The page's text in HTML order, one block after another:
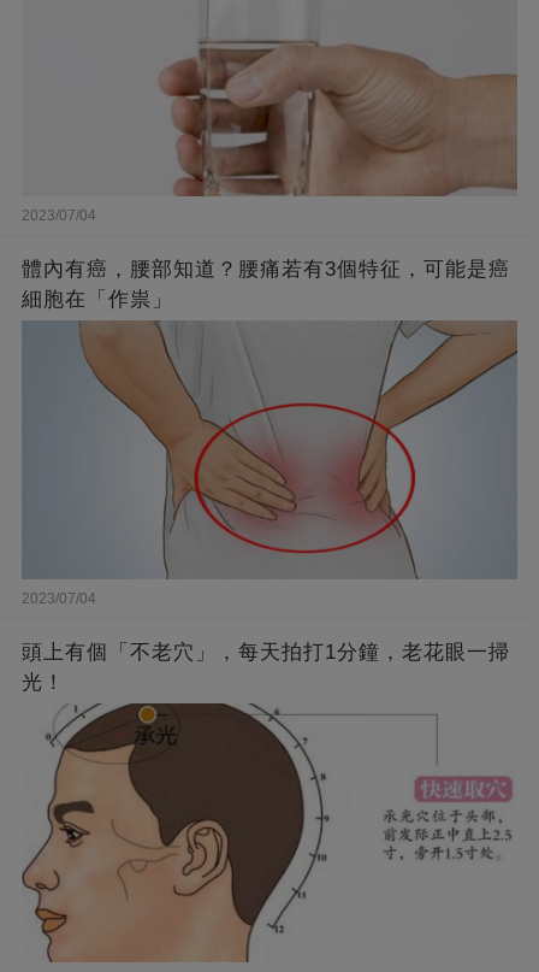
2023/07/04
體內有癌，腰部知道？腰痛若有3個特征，可能是癌
細胞在「作祟」
2023/07/04
頭上有個「不老穴」，每天拍打1分鐘，老花眼一掃
光！